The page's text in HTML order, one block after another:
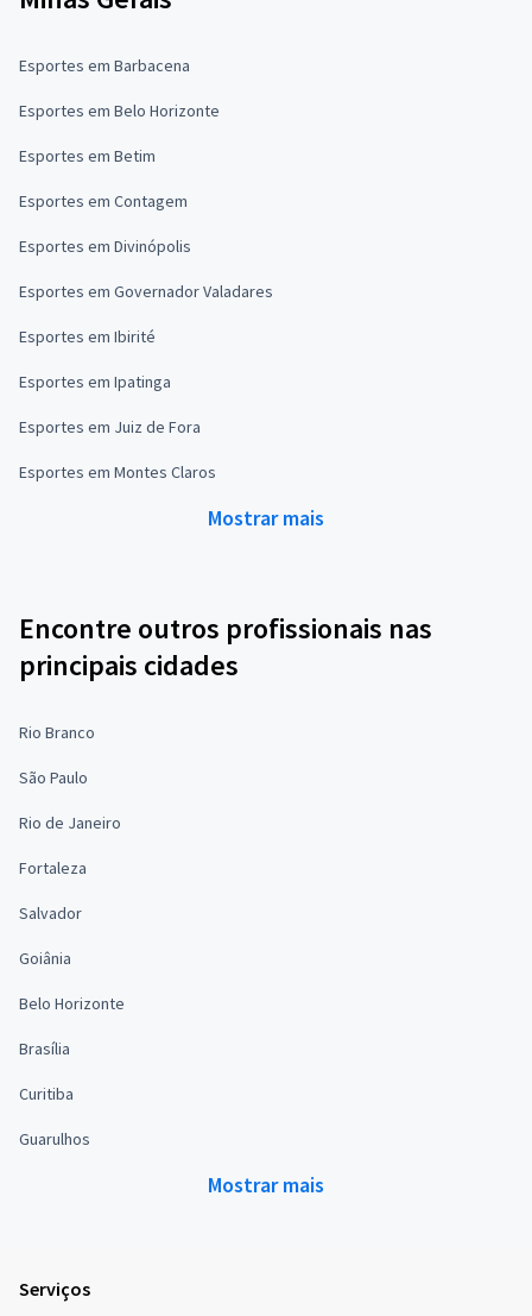
Esportes em Barbacena
Esportes em Belo Horizonte
Esportes em Betim
Esportes em Contagem
Esportes em Divinópolis
Esportes em Governador Valadares
Esportes em Ibirité
Esportes em Ipatinga
Esportes em Juiz de Fora
Esportes em Montes Claros
Mostrar mais
Encontre outros profissionais nas
principais cidades
Rio Branco
São Paulo
Rio de Janeiro
Fortaleza
Salvador
Goiânia
Belo Horizonte
Brasília
Curitiba
Guarulhos
Mostrar mais
Serviços